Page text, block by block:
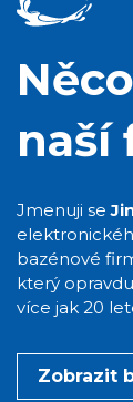
naší
Jmenuji se
bazénové
který
více jak 20
Zobrazit